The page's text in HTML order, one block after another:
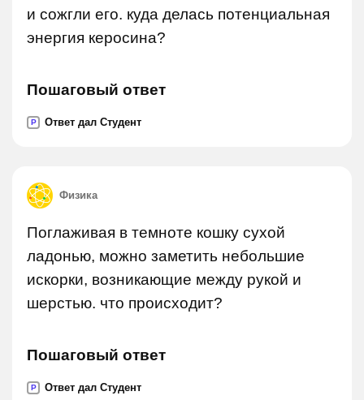
и сожгли его. куда делась потенциальная
энергия керосина?
Пошаговый ответ
P Ответ дал Студент
Физика
Поглаживая в темноте кошку сухой
ладонью, можно заметить небольшие
искорки, возникающие между рукой и
шерстью. что происходит?
Пошаговый ответ
P Ответ дал Студент